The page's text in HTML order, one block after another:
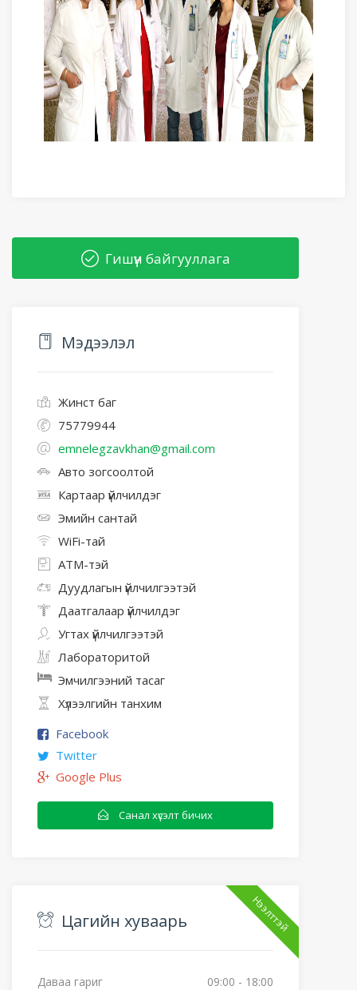
Гишүүн байгууллага
Мэдээлэл
Жинст баг
75779944
emnelegzavkhan@gmail.com
Авто зогсоолтой
Картаар үйлчилдэг
Эмийн сантай
WiFi-тай
АТМ-тэй
Дуудлагын үйлчилгээтэй
Даатгалаар үйлчилдэг
Угтах үйлчилгээтэй
Лабораторитой
Эмчилгээний тасаг
Хүлээлгийн танхим
Facebook
Twitter
Google Plus
Санал хүсэлт бичих
Нээлттэй
Цагийн хуваарь
Даваа гариг
09:00 - 18:00